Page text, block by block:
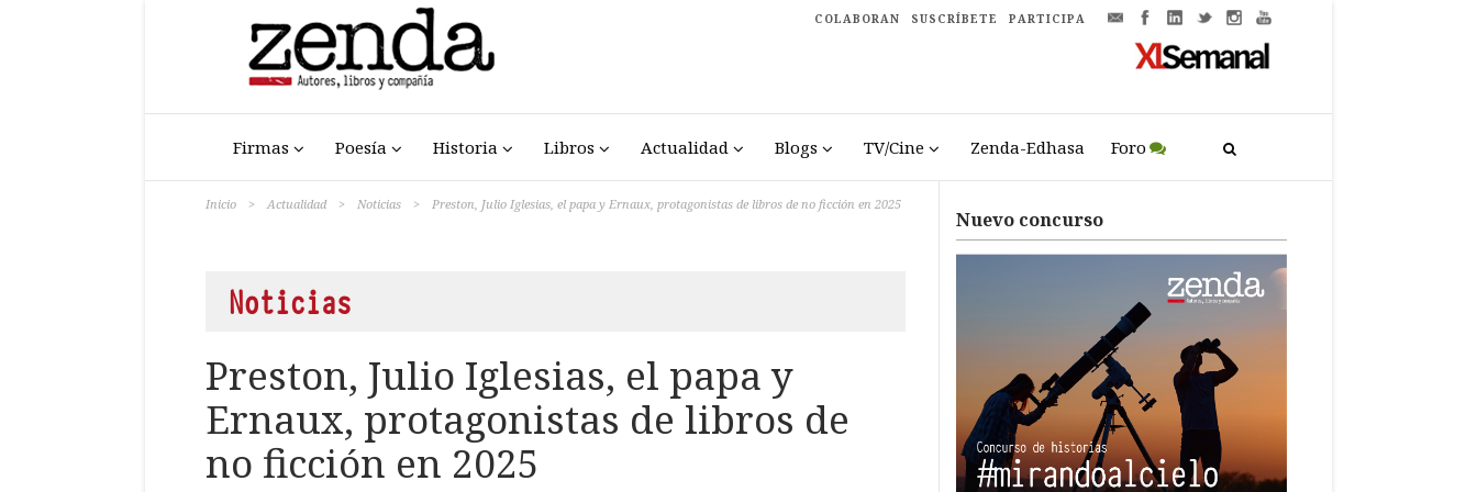
COLABORAN SUSCRÍBETE PARTICIPA
Firmas Poesía Historia Libros Actualidad Blogs TV/Cine Zenda-Edhasa Foro
Inicio > Actualidad > Noticias > Preston, Julio Iglesias, el papa y Ernaux, protagonistas de libros de no ficción en 2025
Noticias
Preston, Julio Iglesias, el papa y
Ernaux, protagonistas de libros de
no ficción en 2025
Nuevo concurso